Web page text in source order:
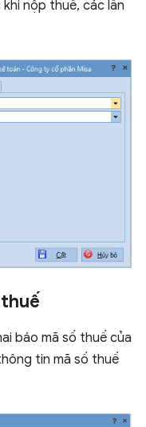
nộp thuế, các lần
báo mã số thuế của
tin mã số thuế